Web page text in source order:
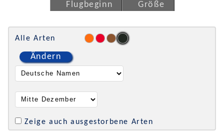
Flugbeginn
Größe
Alle Arten
Ändern
Zeige auch ausgestorbene Arten